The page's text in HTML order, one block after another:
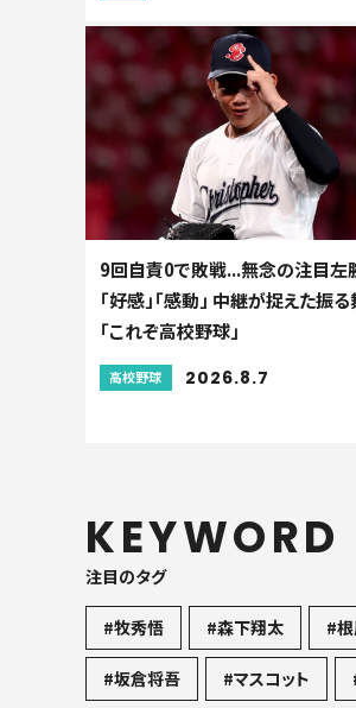
9回自責0で敗戦...無念の注目左
「好感」「感動」 中継が捉えた振
「これぞ高校野球」
高校野球 2026.8.7
KEYWORD
注目のタグ
#牧秀悟 #森下翔太 #
#坂倉将吾 #マスコット